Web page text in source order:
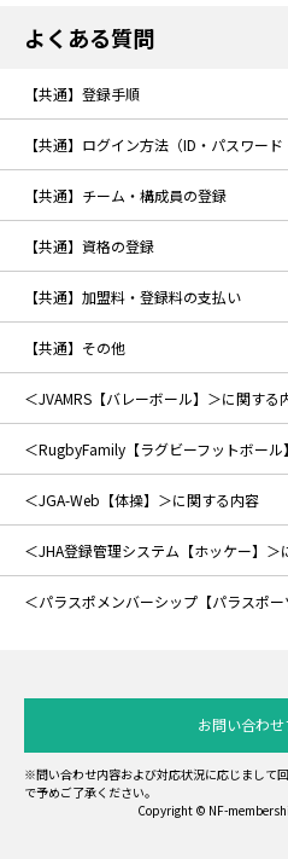
よくある質問
【共通】登録手順
【共通】ログイン方法（ID・パスワード
【共通】チーム・構成員の登録
【共通】資格の登録
【共通】加盟料・登録料の支払い
【共通】その他
＜JVAMRS【バレーボール】＞に関する
＜RugbyFamily【ラグビーフットボー
＜JGA-Web【体操】＞に関する内容
＜JHA登録管理システム【ホッケー】＞
＜パラスポメンバーシップ【パラスポ
お問い合わ
※問い合わせ内容および対応状況に応じまして
で予めご了承ください。
Copyright © NF-